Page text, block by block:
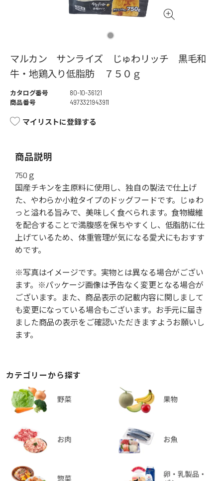
マルカン サンライズ じゅわリッチ 黒毛和
牛・地鶏入り低脂肪 ７５０ｇ
カタログ番号
80-10-36121
商品番号
4973321943911
マイリストに登録する
商品説明
750ｇ
国産チキンを主原料に使用し、独自の製法で仕上げ
た、やわらか小粒タイプのドッグフードです。じゅわ
っと溢れる旨みで、美味しく食べられます。食物繊維
を配合することで満腹感を保ちやすくし、低脂肪に仕
上げているため、体重管理が気になる愛犬にもおすす
めです。
※写真はイメージです。実物とは異なる場合がござい
ます。※パッケージ画像は予告なく変更となる場合が
ございます。また、商品表示の記載内容に関しまして
も変更になっている場合もございます。お手元に届き
ました商品の表示をご確認いただきますようお願いし
ます。
カテゴリーから探す